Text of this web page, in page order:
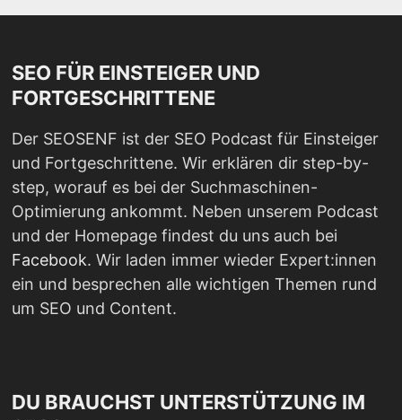
SEO FÜR EINSTEIGER UND
FORTGESCHRITTENE
Der SEOSENF ist der SEO Podcast für Einsteiger
und Fortgeschrittene. Wir erklären dir step-by-
step, worauf es bei der Suchmaschinen-
Optimierung ankommt. Neben unserem Podcast
und der Homepage findest du uns auch bei
Facebook. Wir laden immer wieder Expert:innen
ein und besprechen alle wichtigen Themen rund
um SEO und Content.
DU BRAUCHST UNTERSTÜTZUNG IM